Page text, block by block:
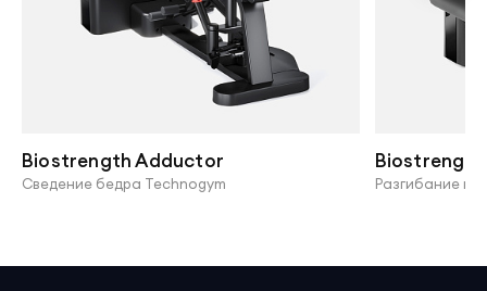
Biostrength Adductor
Сведение бедра Technogym
Biostrength
Разгибание